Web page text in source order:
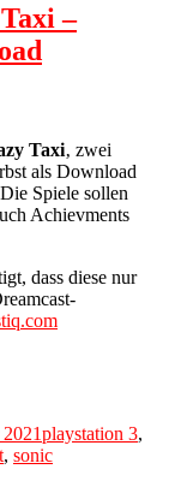
–
Taxi‚ zwei
als Download
Spiele sollen
Achievments
dass diese nur
playstation 3,
, sonic